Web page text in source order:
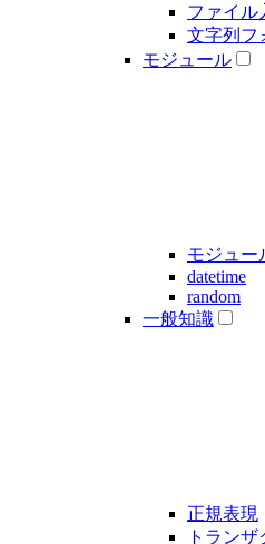
ファイル
文字列フ
モジュール
モジュー
datetime
random
一般知識
正規表現
トラン